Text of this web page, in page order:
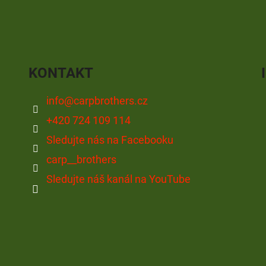
KONTAKT
info@carpbrothers.cz
+420 724 109 114
Sledujte nás na Facebooku
carp__brothers
Sledujte náš kanál na YouTube